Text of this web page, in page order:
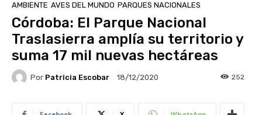
AMBIENTE AVES DEL MUNDO PARQUES NACIONALES
Córdoba: El Parque Nacional
Traslasierra amplía su territorio y
suma 17 mil nuevas hectáreas
Por Patricia Escobar 18/12/2020 252